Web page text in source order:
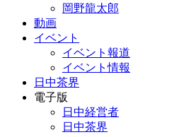
岡野龍太郎
動画
イベント
イベント報道
イベント情報
日中茶界
電子版
日中経営者
日中茶界